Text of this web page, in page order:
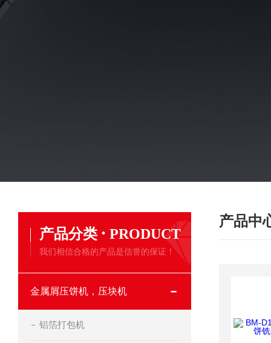
产品分类 · PRODUCT
我们相信合格的产品是信誉的保证！
金属屑压饼机，压块机
铝箔打包机
产品中